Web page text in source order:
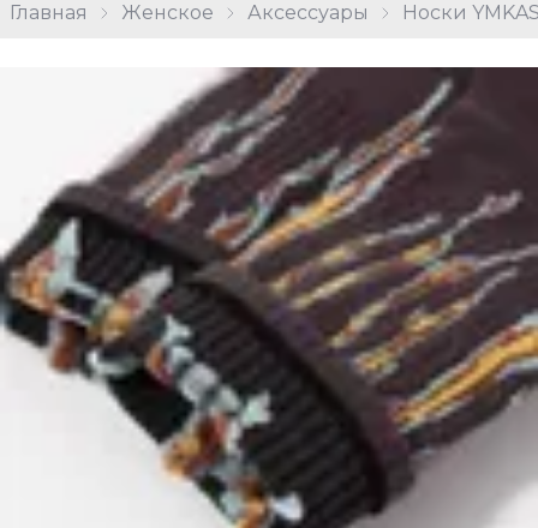
Главная Женское Аксессуары Носки